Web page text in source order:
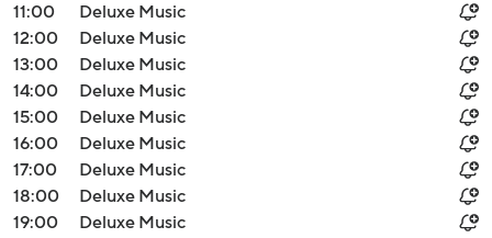
11:00
Deluxe Music
12:00
Deluxe Music
13:00
Deluxe Music
14:00
Deluxe Music
15:00
Deluxe Music
16:00
Deluxe Music
17:00
Deluxe Music
18:00
Deluxe Music
19:00
Deluxe Music